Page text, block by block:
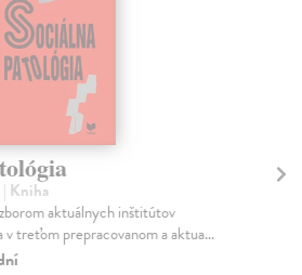
| Kniha
aktuálnych inštitútov
v treťom prepracovanom a aktua...